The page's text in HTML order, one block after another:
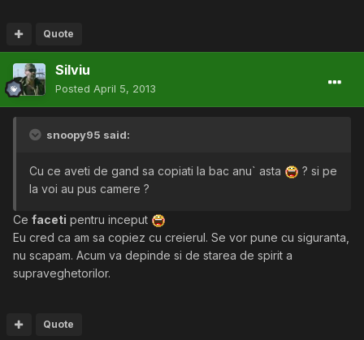
Quote
Silviu
Posted April 5, 2013
snoopy95 said:
Cu ce aveti de gand sa copiati la bac anu` asta
? si pe
la voi au pus camere ?
Ce faceti pentru inceput
Eu cred ca am sa copiez cu creierul. Se vor pune cu siguranta,
nu scapam. Acum va depinde si de starea de spirit a
supraveghetorilor.
Quote